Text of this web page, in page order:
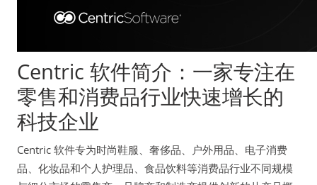
Centric 软件简介：一家专注在
零售和消费品行业快速增长的
科技企业
Centric 软件专为时尚鞋服、奢侈品、户外用品、电子消费
品、化妆品和个人护理品、食品饮料等消费品行业不同规模